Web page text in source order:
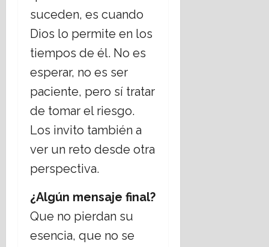
suceden, es cuando
Dios lo permite en los
tiempos de él. No es
esperar, no es ser
paciente, pero sí tratar
de tomar el riesgo.
Los invito también a
ver un reto desde otra
perspectiva.
¿Algún mensaje final?
Que no pierdan su
esencia, que no se